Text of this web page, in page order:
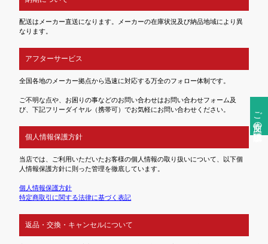
ご注文前の確認事項
配送はメーカー直送になります。メーカーの在庫状況及び納品地域により異
なります。
アフターサービス
全国各地のメーカー拠点から迅速に対応する万全のフォロー体制です。
ご不明な点や、お困りの事などのお問い合わせはお問い合わせフォーム及
び、下記フリーダイヤル（携帯可）でお気軽にお問い合わせください。
個人情報保護方針
当店では、ご利用いただいたお客様の個人情報の取り扱いについて、以下個
人情報保護方針に則った管理を徹底しています。
個人情報保護方針
特定商取引に関する法律に基づく表記
返品・交換・キャンセルについて